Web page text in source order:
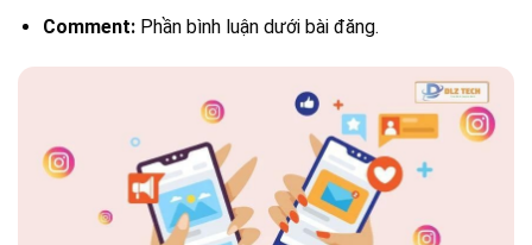
Comment:Phần bình luận dưới bài đăng.